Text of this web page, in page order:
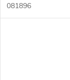
081896